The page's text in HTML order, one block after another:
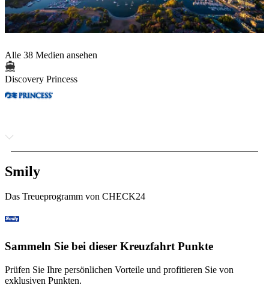
Alle 38 Medien ansehen
Discovery Princess
Smily
Das Treueprogramm von CHECK24
Sammeln Sie bei dieser Kreuzfahrt Punkte
Prüfen Sie Ihre persönlichen Vorteile und profitieren Sie von
exklusiven Punkten.